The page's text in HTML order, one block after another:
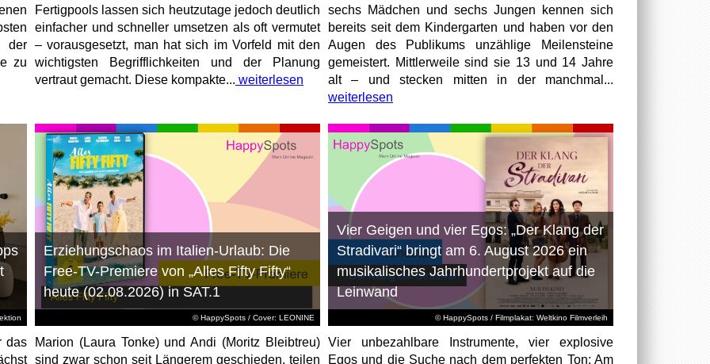
der
zu
Fertigpools lassen sich heutzutage jedoch deutlich
einfacher und schneller umsetzen als oft vermutet
– vorausgesetzt, man hat sich im Vorfeld mit den
wichtigsten Begrifflichkeiten und der Planung
vertraut gemacht. Diese kompakte... weiterlesen
sechs Mädchen und sechs Jungen kennen sich
bereits seit dem Kindergarten und haben vor den
Augen des Publikums unzählige Meilensteine
gemeistert. Mittlerweile sind sie 13 und 14 Jahre
alt – und stecken mitten in der manchmal...
weiterlesen
das
© HappySpots / Cover: LEONINE
Erziehungschaos im Italien-Urlaub: Die
Free-TV-Premiere von „Alles Fifty Fifty“
heute (02.08.2026) in SAT.1
Marion (Laura Tonke) und Andi (Moritz Bleibtreu)
sind zwar schon seit Längerem geschieden, teilen
© HappySpots / Filmplakat: Weltkino Filmverleih
Vier Geigen und vier Egos: „Der Klang der
Stradivari“ bringt am 6. August 2026 ein
musikalisches Jahrhundertprojekt auf die
Leinwand
Vier unbezahlbare Instrumente, vier explosive
Egos und die Suche nach dem perfekten Ton: Am